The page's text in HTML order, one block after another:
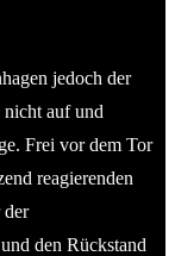
jedoch der
auf und
Frei vor dem Tor
reagierenden
der
den Rückstand